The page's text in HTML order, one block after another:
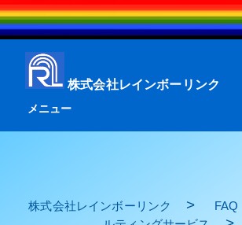
株式会社レインボーリンク
メニュー
株式会社レインボーリンク > FAQ